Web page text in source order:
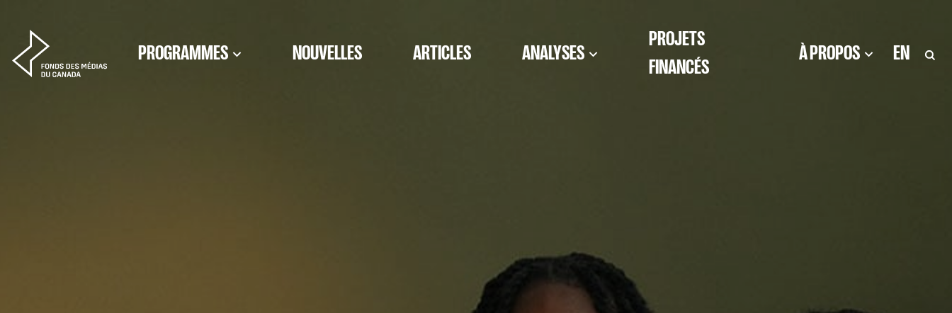
PROGRAMMES NOUVELLES ARTICLES ANALYSES
PROJETS
FINANCÉS
À PROPOS EN